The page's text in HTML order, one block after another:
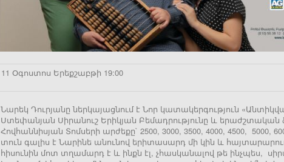
11 Օգոստոս Երեքշաբթի 19:00
Նարեկ Դուրյանը ներկայացնում է Նոր կատակերգություն
Ստեփանյան Սիրանուշ Երիկյան Բեմադրությունը և երաժշտական
Հովհաննիսյան Տոմսերի արժեքը` 2500, 3000, 3500, 4000, 4500,
տուն գալիս է Նարինե անունով երիտասարդ մի կին և
հիսունին մոտ տղամարդ է և ինքն էլ, չհասկանալով թե ինչպես,